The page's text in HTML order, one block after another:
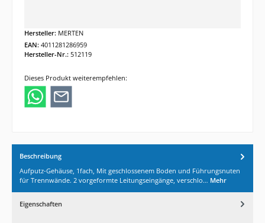
Hersteller: MERTEN
EAN: 4011281286959
Hersteller-Nr.: 512119
Dieses Produkt weiterempfehlen:
Beschreibung
Aufputz-Gehäuse, 1fach, Mit geschlossenem Boden und Führungsnuten
für Trennwände. 2 vorgeformte Leitungseingänge, verschlo… Mehr
Eigenschaften